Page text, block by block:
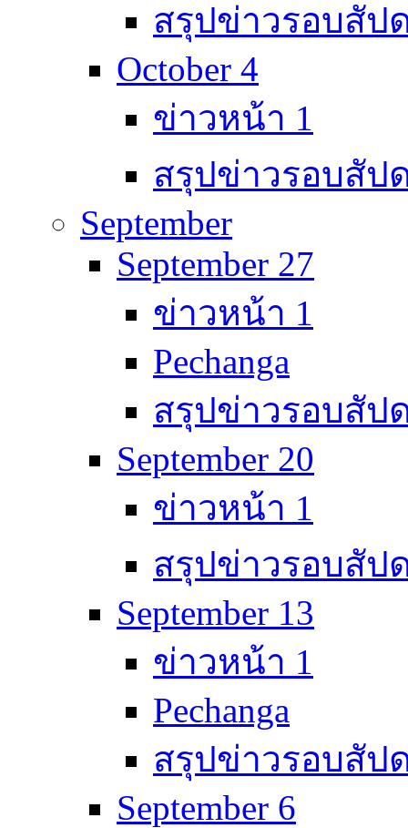
สรุปข่าวรอบสัป
October 4
ข่าวหน้า 1
สรุปข่าวรอบสัป
September
September 27
ข่าวหน้า 1
Pechanga
สรุปข่าวรอบสัป
September 20
ข่าวหน้า 1
สรุปข่าวรอบสัป
September 13
ข่าวหน้า 1
Pechanga
สรุปข่าวรอบสัป
September 6